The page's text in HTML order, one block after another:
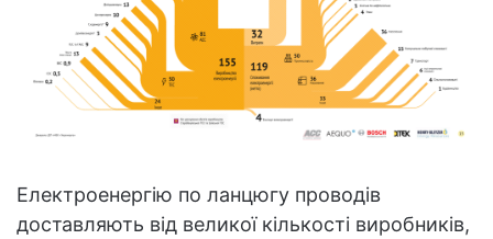
Електроенергію по ланцюгу проводів
доставляють від великої кількості виробників,